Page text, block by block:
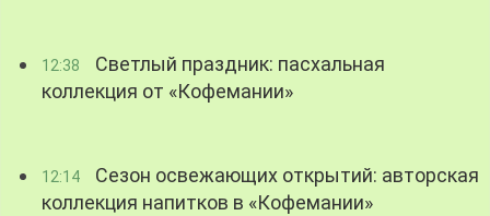
12:38
Светлый праздник: пасхальная
коллекция от «Кофемании»
12:14
Сезон освежающих открытий: авторская
коллекция напитков в «Кофемании»